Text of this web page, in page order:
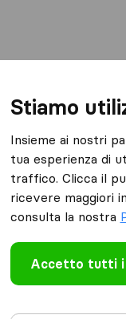
di traslochi in Italia
su64
e Google
i
Scrivi
con altre
Stiamo
Insieme ai nostri
tua esperienza di
traffico. Clicca il
ricevere maggiori
consulta la nostra
Accetto tutti i